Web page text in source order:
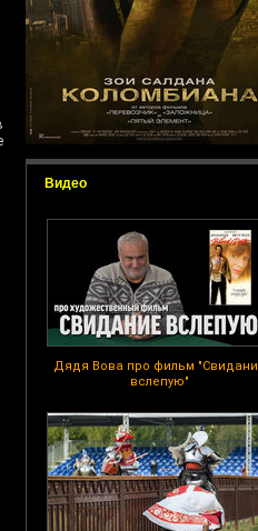
Видео
Дядя Вова про фильм
вслепую"